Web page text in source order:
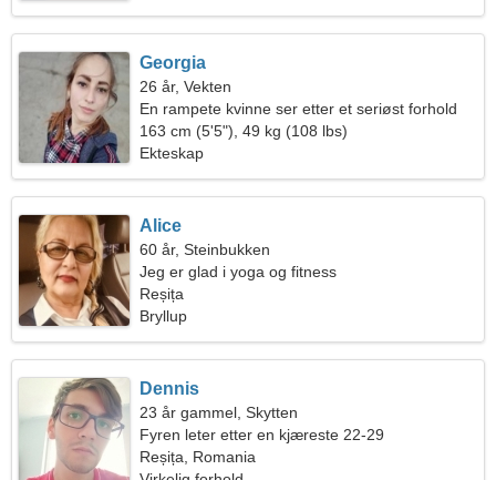
Georgia
26 år, Vekten
En rampete kvinne ser etter et seriøst forhold
163 cm (5'5"), 49 kg (108 lbs)
Ekteskap
Alice
60 år, Steinbukken
Jeg er glad i yoga og fitness
Reșița
Bryllup
Dennis
23 år gammel, Skytten
Fyren leter etter en kjæreste 22-29
Reșița, Romania